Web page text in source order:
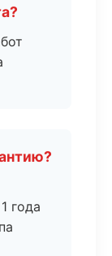
года